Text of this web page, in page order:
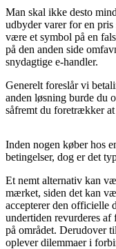
Man skal ikke desto
udbyder varer for en
være et symbol på en
på den anden side
snydagtige e-handler.
Generelt foreslår vi
anden løsning burde du
såfremt du foretrækker
Inden nogen køber hos
betingelser, dog er det
Et nemt alternativ kan
mærket, siden det kan
accepterer den officielle
undertiden revurderes
på området. Derudover
oplever dilemmaer i